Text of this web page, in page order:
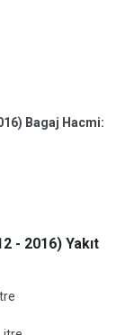
Bagaj Hacmi:
- 2016) Yakıt